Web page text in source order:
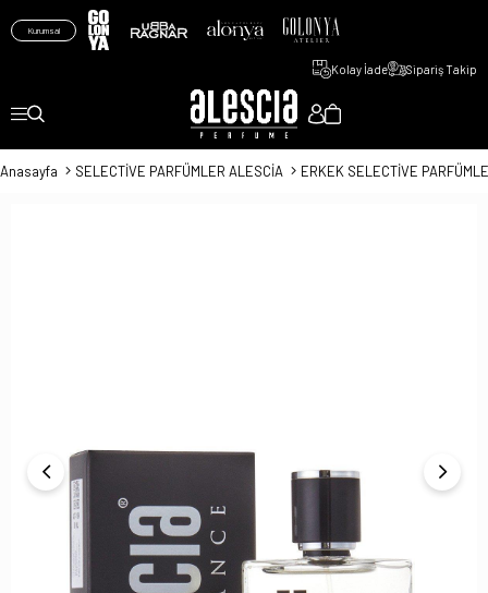
Kurumsal
Kolay İade Sipariş Takip
Anasayfa SELECTİVE PARFÜMLER ALESCİA ERKEK SELECTİVE